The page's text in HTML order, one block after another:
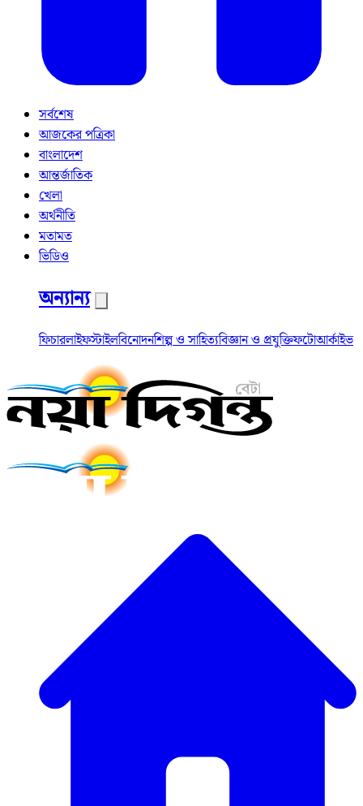
সর্বশেষ
আজকের পত্রিকা
বাংলাদেশ
আন্তর্জাতিক
খেলা
অর্থনীতি
মতামত
ভিডিও
অন্যান্য
ফিচারলাইফস্টাইলবিনোদনশিল্প ও সাহিত্যবিজ্ঞান ও প্রযুক্তিফটোআর্কাইভ